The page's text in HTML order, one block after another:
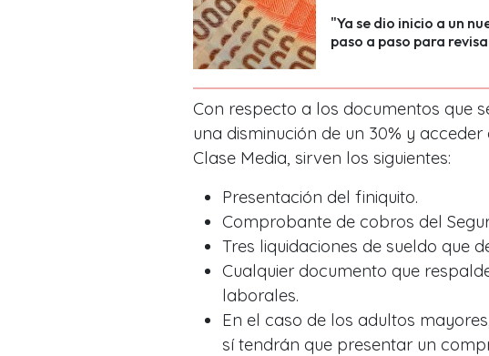
"Ya se dio inicio a un
paso a paso para
Con respecto a los documentos que
una disminución de un 30% y
Clase Media, sirven los siguientes:
Presentación del finiquito.
Comprobante de cobros del
Tres liquidaciones de sueldo que
Cualquier documento que
laborales.
En el caso de los adultos
sí tendrán que presentar un